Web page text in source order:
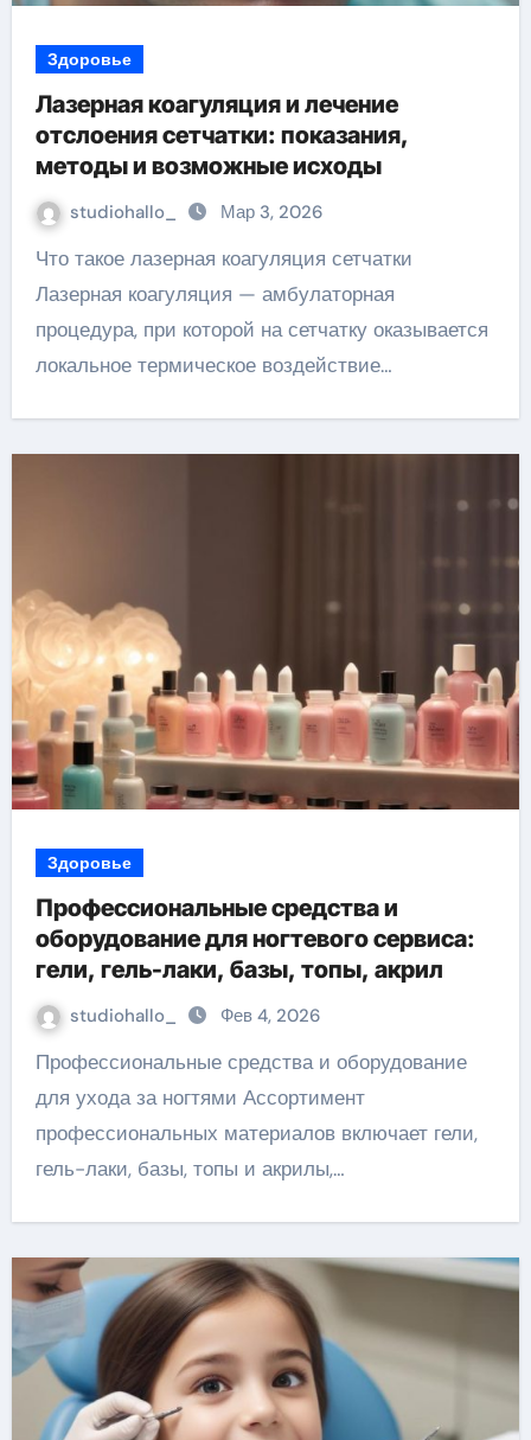
Здоровье
Лазерная коагуляция и лечение
отслоения сетчатки: показания,
методы и возможные исходы
studiohallo_ Мар 3, 2026
Что такое лазерная коагуляция сетчатки
Лазерная коагуляция — амбулаторная
процедура, при которой на сетчатку оказывается
локальное термическое воздействие…
Здоровье
Профессиональные средства и
оборудование для ногтевого сервиса:
гели, гель-лаки, базы, топы, акрил
studiohallo_ Фев 4, 2026
Профессиональные средства и оборудование
для ухода за ногтями Ассортимент
профессиональных материалов включает гели,
гель-лаки, базы, топы и акрилы,…